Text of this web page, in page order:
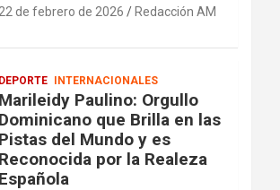
22 de febrero de 2026 Redacción AM
DEPORTE INTERNACIONALES
Marileidy Paulino: Orgullo
Dominicano que Brilla en las
Pistas del Mundo y es
Reconocida por la Realeza
Española